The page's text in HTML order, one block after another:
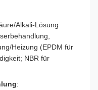
Alkali-Lösung
Heizung (EPDM für
NBR für
: